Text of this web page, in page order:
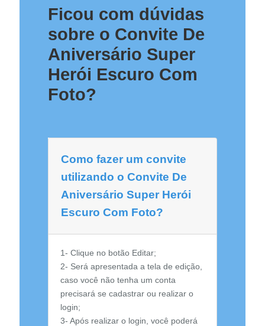
Ficou com dúvidas
sobre o Convite De
Aniversário Super
Herói Escuro Com
Foto?
Como fazer um convite
utilizando o Convite De
Aniversário Super Herói
Escuro Com Foto?
1- Clique no botão Editar;
2- Será apresentada a tela de edição,
caso você não tenha um conta
precisará se cadastrar ou realizar o
login;
3- Após realizar o login, você poderá